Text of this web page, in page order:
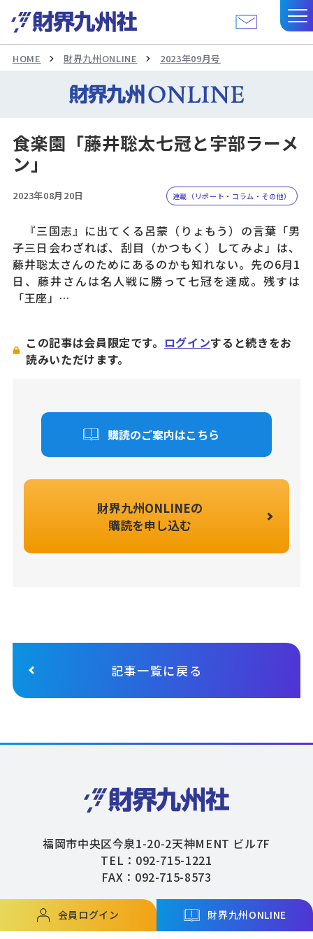
HOME 財界九州ONLINE 2023年09月号
食楽園「藤井聡太七冠と宇部ラーメ
ン」
2023年08月20日 連載（リポート・コラム・その他）
『三国志』に出てくる呂蒙（りょもう）の言葉「男
子三日会わざれば、刮目（かつもく）してみよ」は、
藤井聡太さんのためにあるのかも知れない。先の6月1
日、藤井さんは名人戦に勝って七冠を達成。残すは
「王座」…
この記事は会員限定です。 ログインすると続きをお
読みいただけます。
購読のご案内はこちら
財界九州ONLINEの
購読を申し込む
記事一覧に戻る
会員ログイン 財界九州ONLINE
福岡市中央区今泉1-20-2天神MENT ビル7F
TEL：092-715-1221
FAX：092-715-8573
Copyright © ZAIKAIKYUSHU Co,.Ltd. All Rights Reserved.